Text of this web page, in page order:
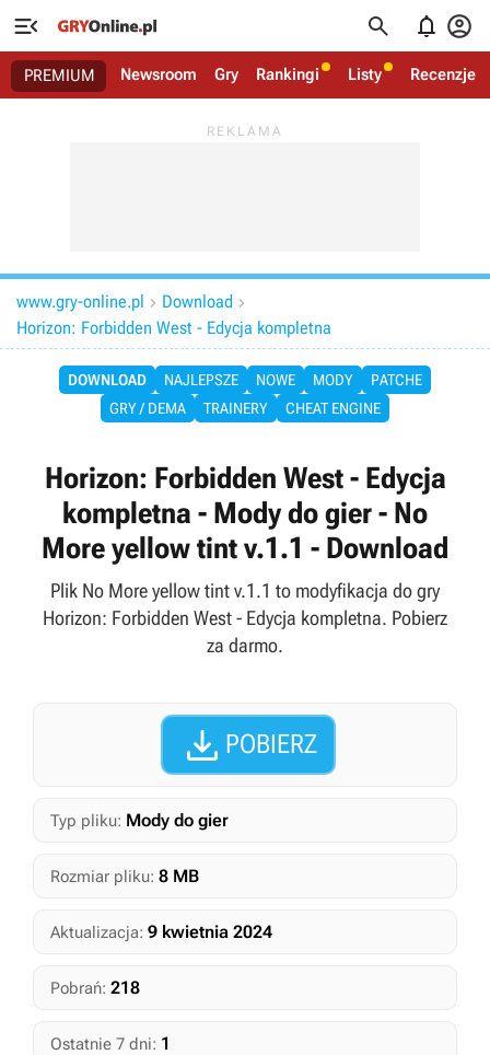
   
PREMIUM Newsroom Gry Rankingi Listy Recenzje
www.gry-online.pl  Download 
Horizon: Forbidden West - Edycja kompletna
DOWNLOAD NAJLEPSZE NOWE MODY
PATCHE
GRY / DEMA
TRAINERY CHEAT ENGINE
Horizon: Forbidden West - Edycja
kompletna - Mody do gier - No
More yellow tint v.1.1 - Download
Plik No More yellow tint v.1.1 to modyfikacja do gry
Horizon: Forbidden West - Edycja kompletna. Pobierz
za darmo.
 POBIERZ
Typ pliku: Mody do gier
Rozmiar pliku: 8 MB
Aktualizacja: 9 kwietnia 2024
Pobrań: 218
Ostatnie 7 dni: 1